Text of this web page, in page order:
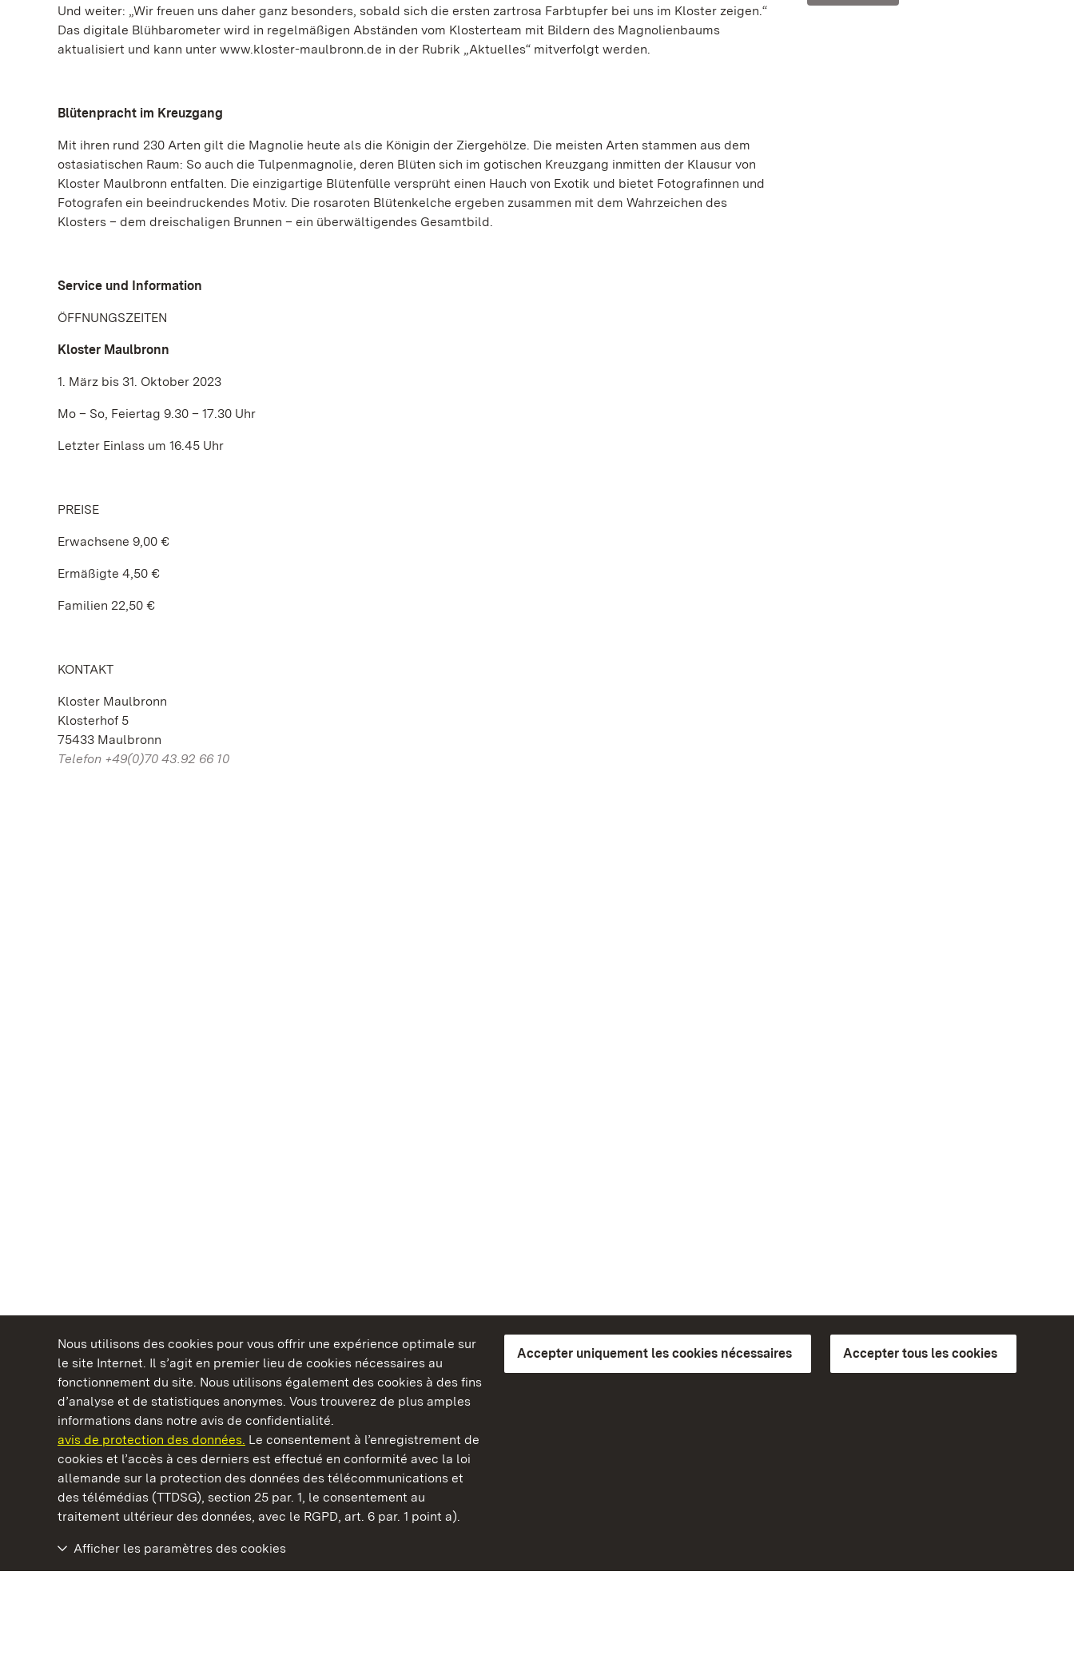
Nous utilisons des cookies pour vous offrir une expérience optimale sur
le site Internet. Il s’agit en premier lieu de cookies nécessaires au
fonctionnement du site. Nous utilisons également des cookies à des fins
d’analyse et de statistiques anonymes. Vous trouverez de plus amples
informations dans notre avis de confidentialité.
avis de protection des données. Le consentement à l’enregistrement de
cookies et l’accès à ces derniers est effectué en conformité avec la loi
allemande sur la protection des données des télécommunications et
des télémédias (TTDSG), section 25 par. 1, le consentement au
traitement ultérieur des données, avec le RGPD, art. 6 par. 1 point a).
Accepter uniquement les cookies nécessaires Accepter tous les cookies
Afficher les paramètres des cookies
Und weiter: „Wir freuen uns daher ganz besonders, sobald sich die ersten zartrosa Farbtupfer bei uns im Kloster zeigen.“
Das digitale Blühbarometer wird in regelmäßigen Abständen vom Klosterteam mit Bildern des Magnolienbaums
aktualisiert und kann unter www.kloster-maulbronn.de in der Rubrik „Aktuelles“ mitverfolgt werden.
Blütenpracht im Kreuzgang
Mit ihren rund 230 Arten gilt die Magnolie heute als die Königin der Ziergehölze. Die meisten Arten stammen aus dem
ostasiatischen Raum: So auch die Tulpenmagnolie, deren Blüten sich im gotischen Kreuzgang inmitten der Klausur von
Kloster Maulbronn entfalten. Die einzigartige Blütenfülle versprüht einen Hauch von Exotik und bietet Fotografinnen und
Fotografen ein beeindruckendes Motiv. Die rosaroten Blütenkelche ergeben zusammen mit dem Wahrzeichen des
Klosters – dem dreischaligen Brunnen – ein überwältigendes Gesamtbild.
Service und Information
ÖFFNUNGSZEITEN
Kloster Maulbronn
1. März bis 31. Oktober 2023
Mo – So, Feiertag 9.30 – 17.30 Uhr
Letzter Einlass um 16.45 Uhr
PREISE
Erwachsene 9,00 €
Ermäßigte 4,50 €
Familien 22,50 €
KONTAKT
Kloster Maulbronn
Klosterhof 5
75433 Maulbronn
Telefon +49(0)70 43.92 66 10
Châteaux et jardins publics du Bade-Wurtemberg
Staatliche Schlösser und Gärten Baden‑Württemberg
Explications sur l’accessibilité